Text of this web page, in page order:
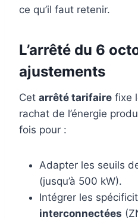
ce qu’il faut retenir.
L’arrêté du 6
ajustements
Cet arrêté tarifaire fixe
rachat de l’énergie
fois pour :
Adapter les seuils
(jusqu’à 500 kW).
Intégrer les
interconnectées